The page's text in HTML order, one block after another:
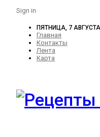
Sign in
ПЯТНИЦА, 7
Главная
Контакты
Лента
Карта